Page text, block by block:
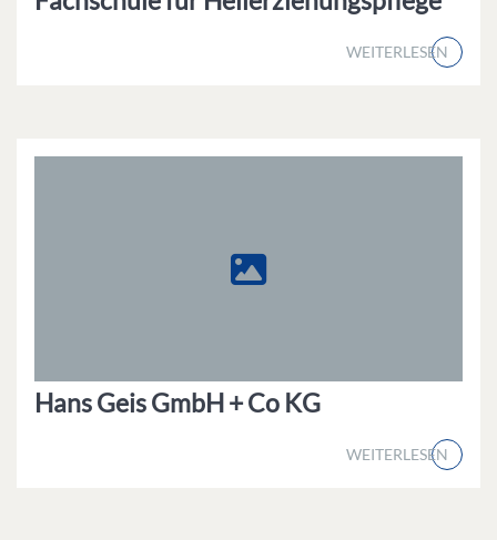
WEITERLESEN
Hans Geis GmbH + Co KG
WEITERLESEN